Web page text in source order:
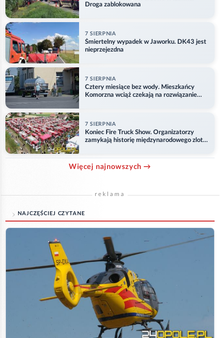
Droga zablokowana
7 SIERPNIA
Śmiertelny wypadek w Jaworku. DK43 jest
nieprzejezdna
7 SIERPNIA
Cztery miesiące bez wody. Mieszkańcy
Komorzna wciąż czekają na rozwiązanie
7 SIERPNIA
Koniec Fire Truck Show. Organizatorzy
zamykają historię międzynarodowego zlotu
Więcej najnowszych →
reklama
NAJCZĘŚCIEJ CZYTANE